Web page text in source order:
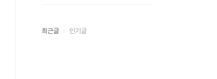
최근글 인기글